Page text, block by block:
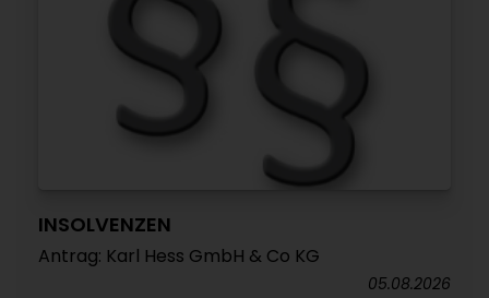
INSOLVENZEN
Antrag: Karl Hess GmbH & Co KG
05.08.2026